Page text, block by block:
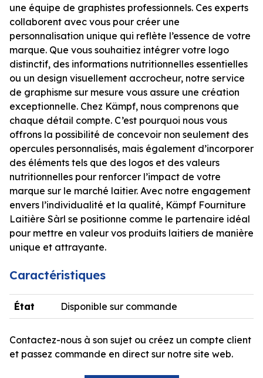
une équipe de graphistes professionnels. Ces experts
collaborent avec vous pour créer une
personnalisation unique qui reflète l’essence de votre
marque. Que vous souhaitiez intégrer votre logo
distinctif, des informations nutritionnelles essentielles
ou un design visuellement accrocheur, notre service
de graphisme sur mesure vous assure une création
exceptionnelle. Chez Kämpf, nous comprenons que
chaque détail compte. C’est pourquoi nous vous
offrons la possibilité de concevoir non seulement des
opercules personnalisés, mais également d’incorporer
des éléments tels que des logos et des valeurs
nutritionnelles pour renforcer l’impact de votre
marque sur le marché laitier. Avec notre engagement
envers l’individualité et la qualité, Kämpf Fourniture
Laitière Sàrl se positionne comme le partenaire idéal
pour mettre en valeur vos produits laitiers de manière
unique et attrayante.
Caractéristiques
État Disponible sur commande
Contactez-nous à son sujet ou créez un compte client
et passez commande en direct sur notre site web.